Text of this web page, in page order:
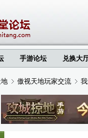
手游论坛 兑换大
›
傲视天地玩家交流